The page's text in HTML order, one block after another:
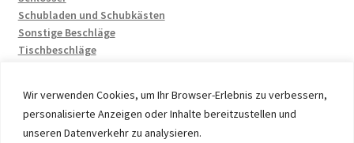
Wir verwenden Cookies, um Ihr Browser-Erlebnis zu verbessern,
personalisierte Anzeigen oder Inhalte bereitzustellen und
unseren Datenverkehr zu analysieren.
Schubladen und Schubkästen
Sonstige Beschläge
Tischbeschläge